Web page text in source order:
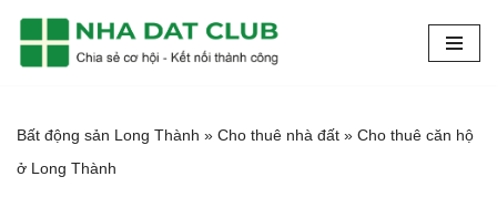
Chuyển
nội
dung
Bất động sản Long Thành » Cho thuê nhà đất » Cho thuê căn hộ
ở Long Thành